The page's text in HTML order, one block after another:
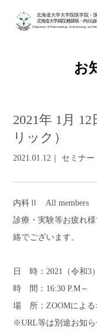
北海道大学大学院医学院
北海道大学病院 糖尿病・内分
Department of Rheumatology, Endocrinology and
お
2021年 1月
リック）
2021.01.12｜ セミナ
内科Ⅱ All members
診療・実験等お疲れ
絡でございます。
日 時：2021（令和3
時 間：16:30 P.M～
場 所：ZOOMによ
※URL等は別途お知ら